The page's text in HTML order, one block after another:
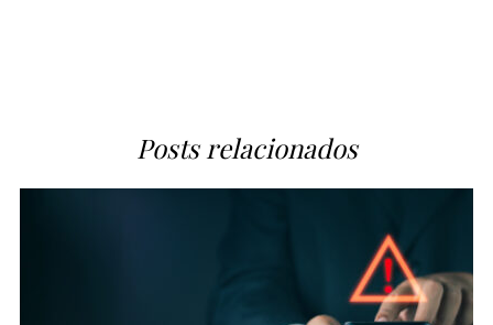
Posts relacionados